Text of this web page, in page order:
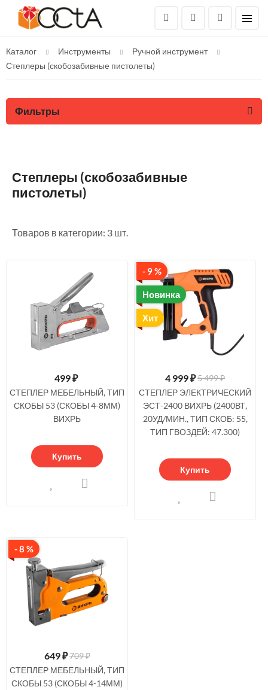
Каталог Инструменты
Ручной инструмент
Степлеры (скобозабивные пистолеты)
Фильтры
Степлеры (скобозабивные
пистолеты)
Товаров в категории: 3 шт.
499₽
СТЕПЛЕР МЕБЕЛЬНЫЙ, ТИП
СКОБЫ 53 (СКОБЫ 4-8ММ)
ВИХРЬ
Купить
- 9 %
Новинка
Хит
4 999₽5 499 ₽
СТЕПЛЕР ЭЛЕКТРИЧЕСКИЙ
ЭСТ-2400 ВИХРЬ (2400ВТ,
20УД/МИН., ТИП СКОБ: 55,
ТИП ГВОЗДЕЙ: 47.300)
Купить
- 8 %
649₽709 ₽
СТЕПЛЕР МЕБЕЛЬНЫЙ, ТИП
СКОБЫ 53 (СКОБЫ 4-14ММ)